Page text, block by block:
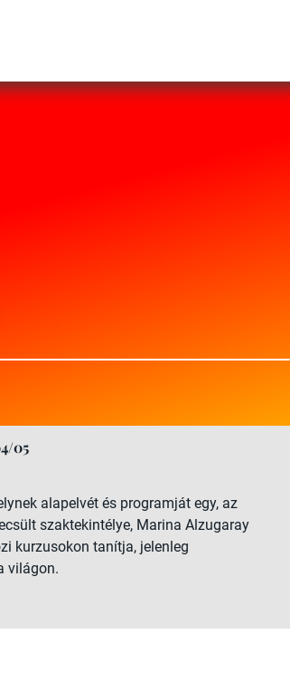
05
alapelvét és programját egy, az
szaktekintélye, Marina Alzugaray
kurzusokon tanítja, jelenleg
világon.